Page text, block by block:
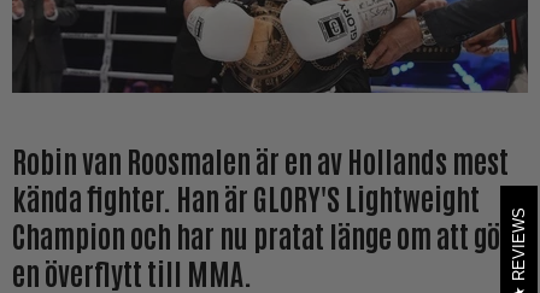
Robin van Roosmalen är en av Hollands mest
kända fighter. Han är GLORY'S Lightweight
Champion och har nu pratat länge om att göra
en överflytt till MMA.
REVIEWS